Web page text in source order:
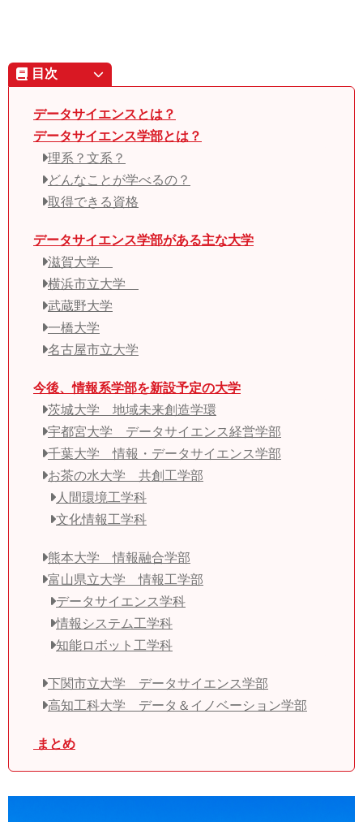
目次
データサイエンスとは？
データサイエンス学部とは？
理系？文系？
どんなことが学べるの？
取得できる資格
データサイエンス学部がある主な大学
滋賀大学
横浜市立大学
武蔵野大学
一橋大学
名古屋市立大学
今後、情報系学部を新設予定の大学
茨城大学 地域未来創造学環
宇都宮大学 データサイエンス経営学部
千葉大学 情報・データサイエンス学部
お茶の水大学 共創工学部
人間環境工学科
文化情報工学科
熊本大学 情報融合学部
富山県立大学 情報工学部
データサイエンス学科
情報システム工学科
知能ロボット工学科
下関市立大学 データサイエンス学部
高知工科大学 データ＆イノベーション学部
まとめ